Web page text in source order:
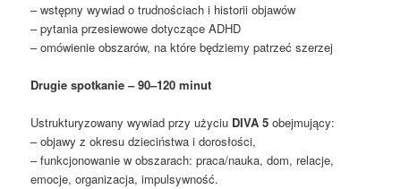
– wstępny wywiad o trudnościach i historii objawów
– pytania przesiewowe dotyczące ADHD
– omówienie obszarów, na które będziemy patrzeć szerzej
Drugie spotkanie – 90–120 minut
Ustrukturyzowany wywiad przy użyciu DIVA 5 obejmujący:
– objawy z okresu dzieciństwa i dorosłości,
– funkcjonowanie w obszarach: praca/nauka, dom, relacje,
emocje, organizacja, impulsywność.